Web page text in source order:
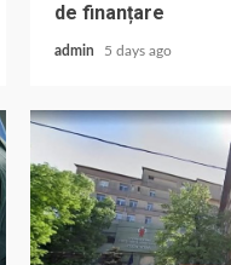
de finanțare
admin 5 days ago